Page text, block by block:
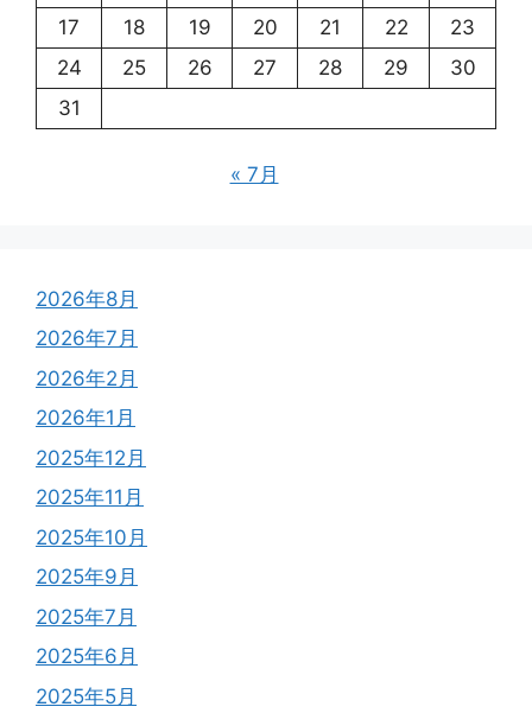
17
18 19 20 21 22
23
24
25 26 27 28 29
30
31
« 7月
2026年8月
2026年7月
2026年2月
2026年1月
2025年12月
2025年11月
2025年10月
2025年9月
2025年7月
2025年6月
2025年5月